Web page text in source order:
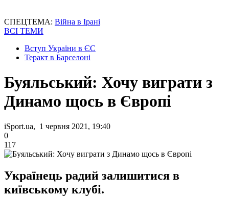
СПЕЦТЕМА: Війна в Ірані
ВСІ ТЕМИ
Вступ України в ЄС
Теракт в Барселоні
Буяльський: Хочу виграти з
Динамо щось в Європі
iSport.ua, 1 червня 2021, 19:40
0
117
Українець радий залишитися в
київському клубі.